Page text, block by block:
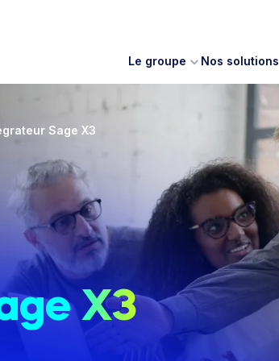
Le groupe Nos solutions
X3
Sage X3